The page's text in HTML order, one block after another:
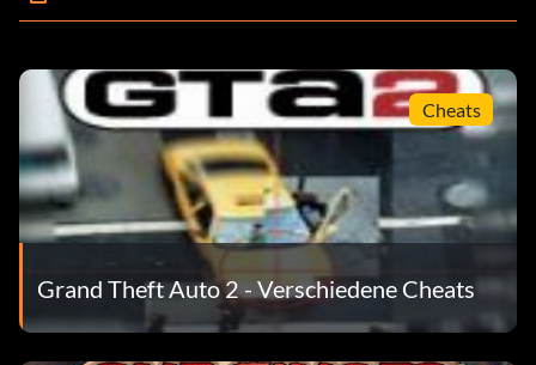
Cheats
Grand Theft Auto 2 - Verschiedene Cheats